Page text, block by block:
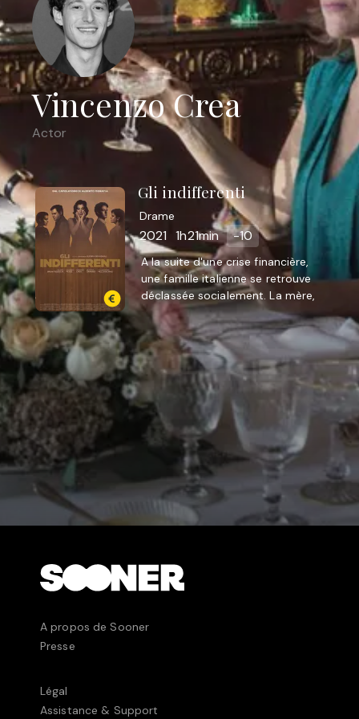
Vincenzo Crea
Actor
Gli indifferenti
Drame
2021 1h21min -10
A la suite d'une crise financière,
une famille italienne se retrouve
déclassée socialement. La mère,
Mariagrazia, est une veuve sans
scrupule. Elle a un ...
A propos de Sooner
Presse
Légal
Assistance & Support